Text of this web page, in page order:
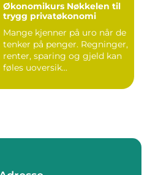
Økonomikurs Nøkkelen til
trygg privatøkonomi
Mange kjenner på uro når de
tenker på penger. Regninger,
renter, sparing og gjeld kan
føles uoversik...